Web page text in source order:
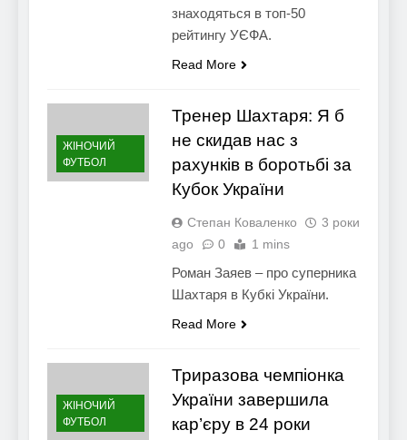
знаходяться в топ-50
рейтингу УЄФА.
Read More
ЖІНОЧИЙ
ФУТБОЛ
Тренер Шахтаря: Я б
не скидав нас з
рахунків в боротьбі за
Кубок України
Степан Коваленко
3 роки
ago
0 1 mins
Роман Заяев – про суперника
Шахтаря в Кубкі України.
Read More
ЖІНОЧИЙ
ФУТБОЛ
Триразова чемпіонка
України завершила
кар’єру в 24 роки